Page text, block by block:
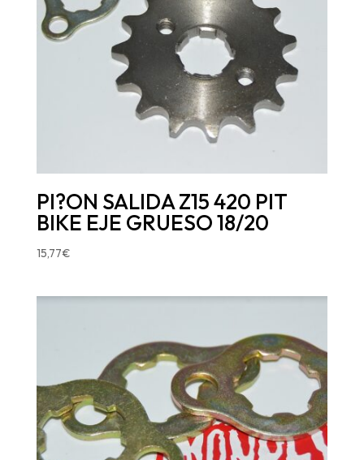
PI?ON SALIDA Z15 420 PIT
BIKE EJE GRUESO 18/20
15,77€